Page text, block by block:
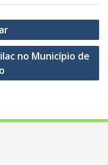
no Município de